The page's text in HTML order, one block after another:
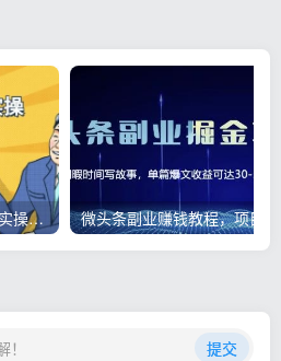
2022Tiktok从小白到精英实操，0-1保姆级实操全程无忧，多种变现赚钱方式
提交